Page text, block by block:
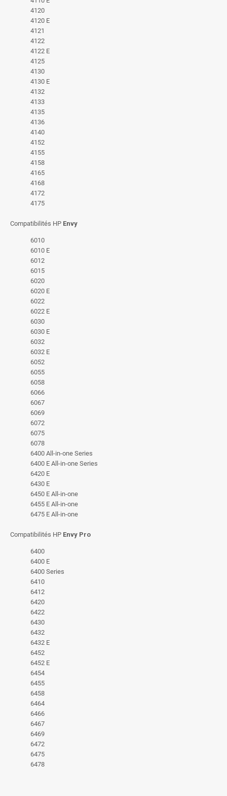
4120
4120 E
4121
4122
4122 E
4125
4130
4130 E
4132
4133
4135
4136
4140
4152
4155
4158
4165
4168
4172
4175
Compatibilités HP Envy
6010
6010 E
6012
6015
6020
6020 E
6022
6022 E
6030
6030 E
6032
6032 E
6052
6055
6058
6066
6067
6069
6072
6075
6078
6400 All-in-one Series
6400 E All-in-one Series
6420 E
6430 E
6450 E All-in-one
6455 E All-in-one
6475 E All-in-one
Compatibilités HP Envy Pro
6400
6400 E
6400 Series
6410
6412
6420
6422
6430
6432
6432 E
6452
6452 E
6454
6455
6458
6464
6466
6467
6469
6472
6475
6478